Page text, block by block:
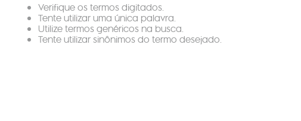
Verifique os termos digitados.
Tente utilizar uma única palavra.
Utilize termos genéricos na busca.
Tente utilizar sinônimos do termo desejado.